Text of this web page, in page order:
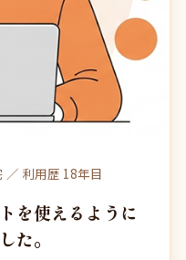
／ 利用歴 18年目
を使えるように
た。